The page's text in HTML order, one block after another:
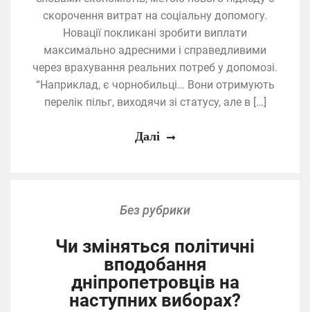
скорочення витрат на соціальну допомогу.
Новації покликані зробити виплати
максимально адресними і справедливими
через врахування реальних потреб у допомозі.
“Наприклад, є чорнобильці… Вони отримують
перелік пільг, виходячи зі статусу, але в […]
Далі
Без рубрики
Чи зміняться політичні
вподобання
дніпропетровців на
наступних виборах?